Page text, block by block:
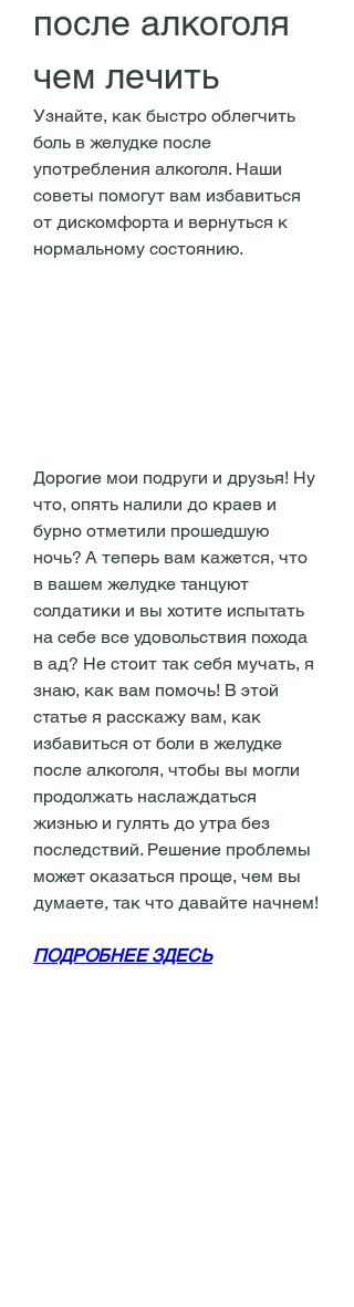
после алкоголя
чем лечить
Узнайте, как быстро облегчить
боль в желудке после
употребления алкоголя. Наши
советы помогут вам избавиться
от дискомфорта и вернуться к
нормальному состоянию.
Дорогие мои подруги и друзья! Ну
что, опять налили до краев и
бурно отметили прошедшую
ночь? А теперь вам кажется, что
в вашем желудке танцуют
солдатики и вы хотите испытать
на себе все удовольствия похода
в ад? Не стоит так себя мучать, я
знаю, как вам помочь! В этой
статье я расскажу вам, как
избавиться от боли в желудке
после алкоголя, чтобы вы могли
продолжать наслаждаться
жизнью и гулять до утра без
последствий. Решение проблемы
может оказаться проще, чем вы
думаете, так что давайте начнем!
ПОДРОБНЕЕ ЗДЕСЬ